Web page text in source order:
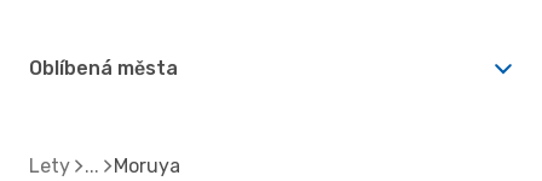
Oblíbená města
Lety Moruya